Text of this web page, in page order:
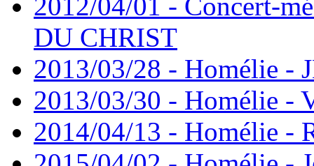
DU CHRIST
2013/03/28 - Homélie -
2013/03/30 - Homélie -
2014/04/13 - Homélie -